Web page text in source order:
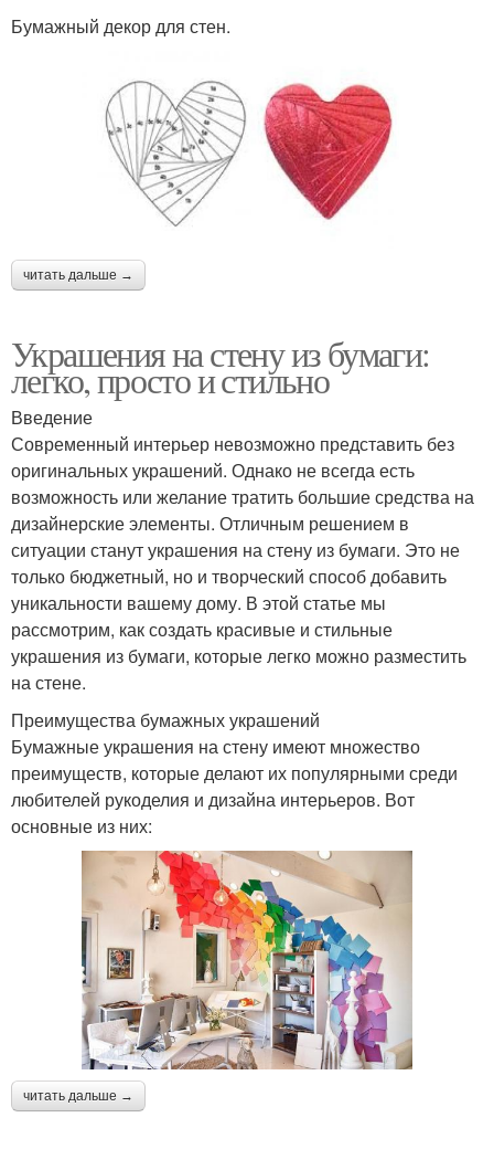
Бумажный декор для стен.
читать дальше →
Украшения на стену из бумаги:
легко, просто и стильно
Введение
Современный интерьер невозможно представить без
оригинальных украшений. Однако не всегда есть
возможность или желание тратить большие средства на
дизайнерские элементы. Отличным решением в
ситуации станут украшения на стену из бумаги. Это не
только бюджетный, но и творческий способ добавить
уникальности вашему дому. В этой статье мы
рассмотрим, как создать красивые и стильные
украшения из бумаги, которые легко можно разместить
на стене.
Преимущества бумажных украшений
Бумажные украшения на стену имеют множество
преимуществ, которые делают их популярными среди
любителей рукоделия и дизайна интерьеров. Вот
основные из них:
читать дальше →